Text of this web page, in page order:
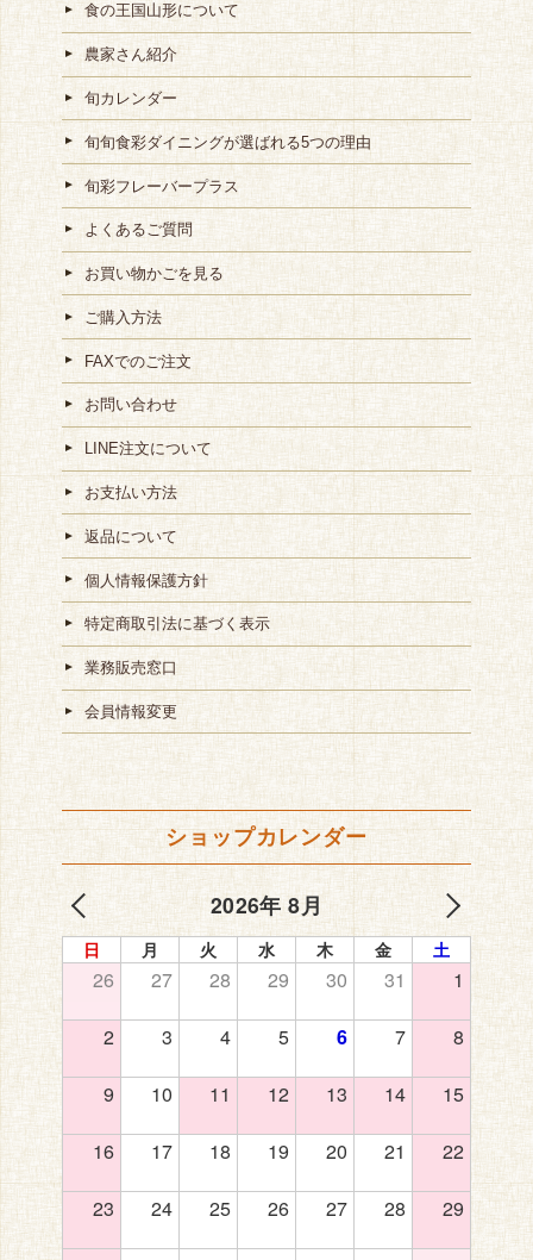
食の王国山形について
農家さん紹介
旬カレンダー
旬旬食彩ダイニングが選ばれる5つの理由
旬彩フレーバープラス
よくあるご質問
お買い物かごを見る
ご購入方法
FAXでのご注文
お問い合わせ
LINE注文について
お支払い方法
返品について
個人情報保護方針
特定商取引法に基づく表示
業務販売窓口
会員情報変更
ショップカレンダー
2026年 8月
日 月 火 水 木 金 土
26 27 28 29 30 31 1
2 3 4 5 6 7 8
9 10 11 12 13 14 15
16 17 18 19 20 21 22
23 24 25 26 27 28 29